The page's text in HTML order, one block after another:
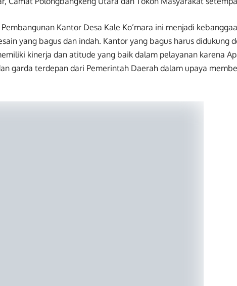
Kantor Desa Kale Ko’mara ini menjadi
yang bagus dan indah. Kantor yang bagus harus didukung
kinerja dan atitude yang baik dalam pelayanan karena
garda terdepan dari Pemerintah Daerah dalam upaya